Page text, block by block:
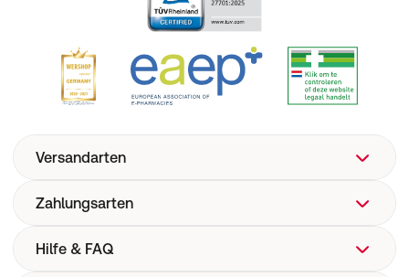
Versandarten
Zahlungsarten
Hilfe & FAQ